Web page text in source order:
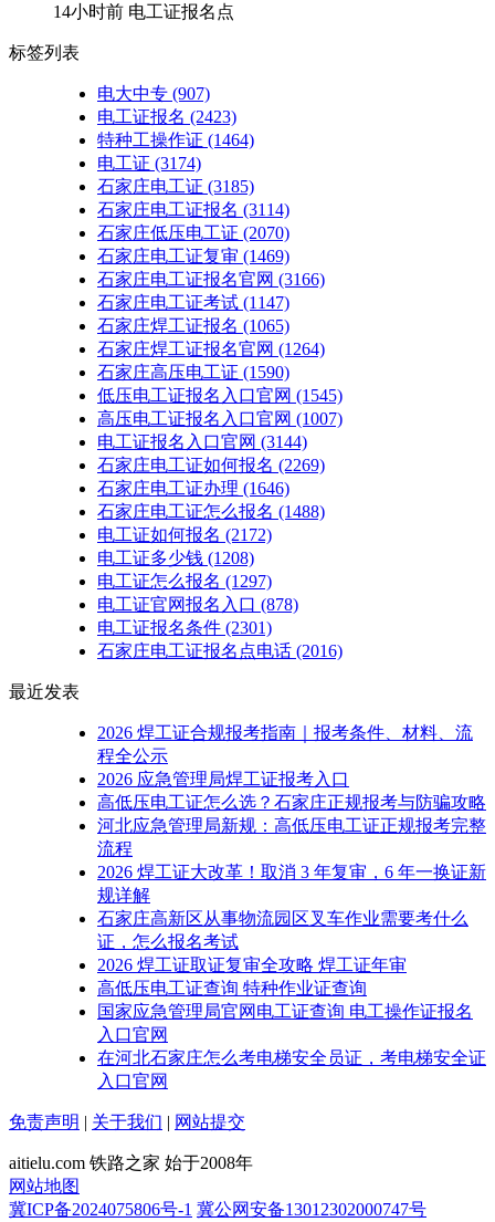
14小时前 电工证报名点
标签列表
电大中专 (907)
电工证报名 (2423)
特种工操作证 (1464)
电工证 (3174)
石家庄电工证 (3185)
石家庄电工证报名 (3114)
石家庄低压电工证 (2070)
石家庄电工证复审 (1469)
石家庄电工证报名官网 (3166)
石家庄电工证考试 (1147)
石家庄焊工证报名 (1065)
石家庄焊工证报名官网 (1264)
石家庄高压电工证 (1590)
低压电工证报名入口官网 (1545)
高压电工证报名入口官网 (1007)
电工证报名入口官网 (3144)
石家庄电工证如何报名 (2269)
石家庄电工证办理 (1646)
石家庄电工证怎么报名 (1488)
电工证如何报名 (2172)
电工证多少钱 (1208)
电工证怎么报名 (1297)
电工证官网报名入口 (878)
电工证报名条件 (2301)
石家庄电工证报名点电话 (2016)
最近发表
2026 焊工证合规报考指南｜报考条件、材料、流
程全公示
2026 应急管理局焊工证报考入口
高低压电工证怎么选？石家庄正规报考与防骗攻略
河北应急管理局新规：高低压电工证正规报考完整
流程
2026 焊工证大改革！取消 3 年复审，6 年一换证新
规详解
石家庄高新区从事物流园区叉车作业需要考什么
证，怎么报名考试
2026 焊工证取证复审全攻略 焊工证年审
高低压电工证查询 特种作业证查询
国家应急管理局官网电工证查询 电工操作证报名
入口官网
在河北石家庄怎么考电梯安全员证，考电梯安全证
入口官网
免责声明 | 关于我们 | 网站提交
aitielu.com 铁路之家 始于2008年
网站地图
冀ICP备2024075806号-1 冀公网安备13012302000747号